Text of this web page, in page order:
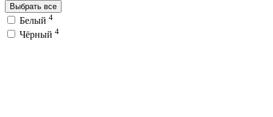
Выбрать все
Белый 4
Чёрный 4